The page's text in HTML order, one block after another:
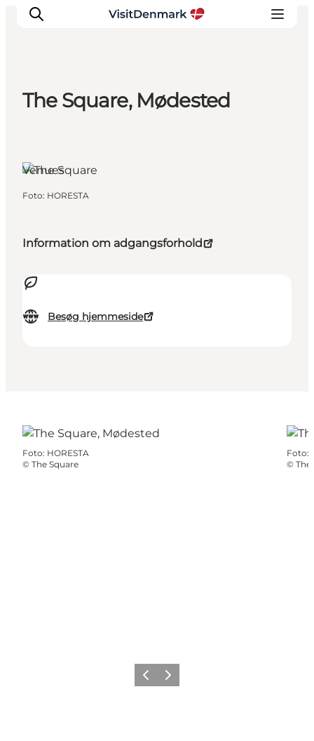
Oplevelser
Overnatning
Planlæg ferien
The Square, Mødested
Information om adgangsforhold
Besøg hjemmeside
Venues
Foto: HORESTA
Foto: HORESTA
© The Square
Foto:
© The
ForrigeNæste